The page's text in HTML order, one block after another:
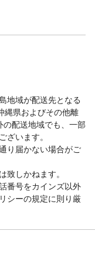
地域が配送先となる
縄県およびその他離
配送地域でも、一部
ざいます。
り届かない場合がご
致しかねます。
番号をカインズ以外
シーの規定に則り厳